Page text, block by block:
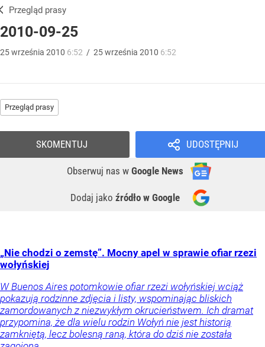
Przegląd prasy
2010-09-25
25września 2010 6:52 / 25września 2010 6:52
Przegląd prasy
UDOSTĘPNIJ
Obserwuj nas w Google News
Dodaj jako źródło w Google
SKOMENTUJ
„Nie chodzi o zemstę”. Mocny apel w sprawie ofiar rzezi
wołyńskiej
W Buenos Aires potomkowie ofiar rzezi wołyńskiej wciąż
pokazują rodzinne zdjęcia i listy, wspominając bliskich
zamordowanych z niezwykłym okrucieństwem. Ich dramat
przypomina, że dla wielu rodzin Wołyń nie jest historią
zamkniętą, lecz bolesną raną, która do dziś nie została